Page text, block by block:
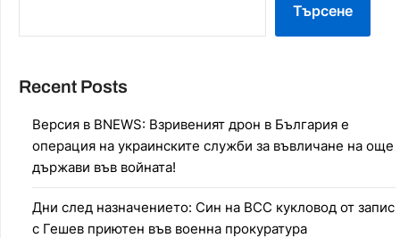
Търсене
Recent Posts
Версия в BNEWS: Взривеният дрон в България е
операция на украинските служби за въвличане на още
държави във войната!
Дни след назначението: Син на ВСС кукловод от запис
с Гешев приютен във военна прокуратура